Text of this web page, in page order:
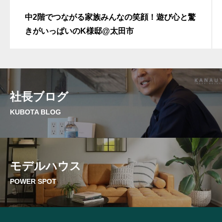
中2階でつながる家族みんなの笑顔！遊び心と驚
きがいっぱいのK様邸@太田市
社長ブログ
KUBOTA BLOG
モデルハウス
POWER SPOT